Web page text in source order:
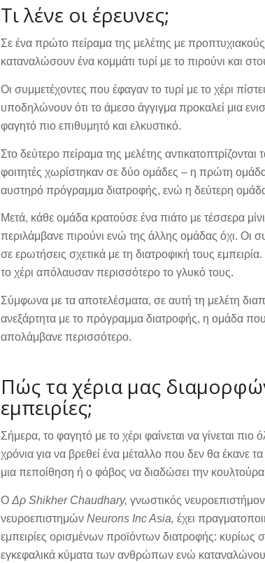
Τι λένε οι έρευνες;
Σε ένα πρώτο πείραμα της μελέτης με
καταναλώσουν ένα κομμάτι τυρί με το πιρούνι και
Οι συμμετέχοντες που έφαγαν το τυρί με το χέρι
υποδηλώνουν ότι το άμεσο άγγιγμα προκαλεί μια
φαγητό πιο επιθυμητό και ελκυστικό.
Στο δεύτερο πείραμα της μελέτης
φοιτητές χωρίστηκαν σε δύο ομάδες – η πρώτη
αυστηρό πρόγραμμα διατροφής, ενώ η δεύτερη
Μετά, κάθε ομάδα κρατούσε ένα πιάτο με τέσσερα
περιλάμβανε πιρούνι ενώ της άλλης ομάδας όχι. Οι
σε ερωτήσεις σχετικά με τη διατροφική τους
το χέρι απόλαυσαν περισσότερο το γλυκό τους.
Σύμφωνα με τα αποτελέσματα, σε αυτή τη μελέτη
ανεξάρτητα με το πρόγραμμα διατροφής, η ομάδα
απολάμβανε περισσότερο.
Πώς τα χέρια μας
εμπειρίες;
Σήμερα, το φαγητό με το χέρι φαίνεται να γίνεται
χρόνια για να βρεθεί ένα μέταλλο που δεν θα έκανε
μια πεποίθηση ή ο φόβος να διαδώσει την
Ο Δρ Shikher Chaudhary, γνωστικός
νευροεπιστημών Neurons Inc Asia, έχει
εμπειρίες ορισμένων προϊόντων διατροφής:
εγκεφαλικά κύματα των ανθρώπων ενώ